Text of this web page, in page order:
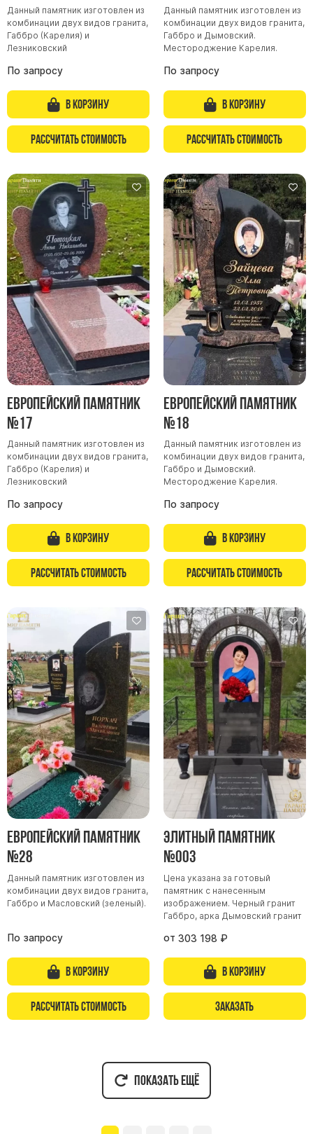
Данный памятник изготовлен из
комбинации двух видов гранита,
Габбро (Карелия) и
Лезниковский
По запросу
В корзину
Рассчитать стоимость
Данный памятник изготовлен из
комбинации двух видов гранита,
Габбро и Дымовский.
Местороджение Карелия.
По запросу
В корзину
Рассчитать стоимость
Европейский памятник
№17
Данный памятник изготовлен из
комбинации двух видов гранита,
Габбро (Карелия) и
Лезниковский
По запросу
В корзину
Рассчитать стоимость
Европейский памятник
№18
Данный памятник изготовлен из
комбинации двух видов гранита,
Габбро и Дымовский.
Местороджение Карелия.
По запросу
В корзину
Рассчитать стоимость
Европейский памятник
№28
Данный памятник изготовлен из
комбинации двух видов гранита,
Габбро и Масловский (зеленый).
По запросу
В корзину
Рассчитать стоимость
Элитный памятник
№003
Цена указана за готовый
памятник с нанесенным
изображением. Черный гранит
Габбро, арка Дымовский гранит
от 303 198 ₽
В корзину
Заказать
Показать ещё